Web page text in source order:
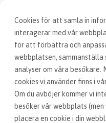
Cookies för att samla in
interagerar med vår
för att förbättra och
webbplatsen,
analyser om våra besökare.
cookies vi använder finns i
Om du avböjer kommer vi
besöker vår webbplats
placera en cookie i din
KONTAKT
VÅRA TJÄNSTER
Kom